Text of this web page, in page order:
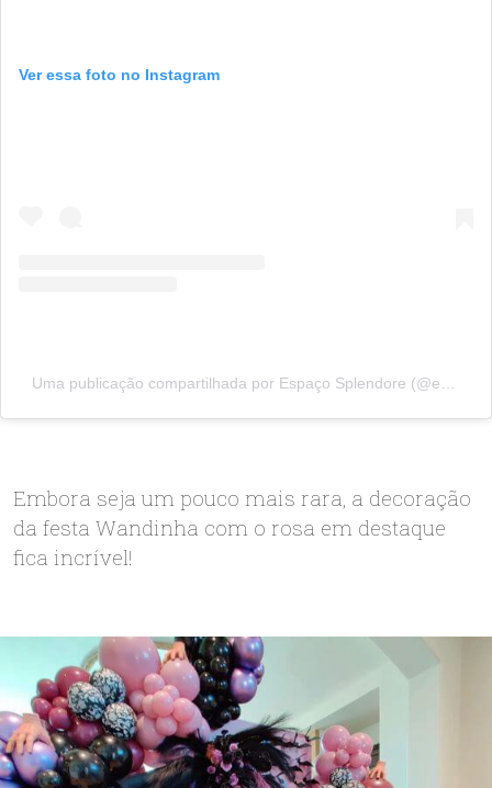
Ver essa foto no Instagram
Uma publicação compartilhada por Espaço Splendore (@espacosplendorekids)
Embora seja um pouco mais rara, a decoração
da festa Wandinha com o rosa em destaque
fica incrível!